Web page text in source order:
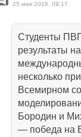
25 мая 2016, 09:17
Студенты
результаты
несколько
Всемирном
Бородин и
— победа на